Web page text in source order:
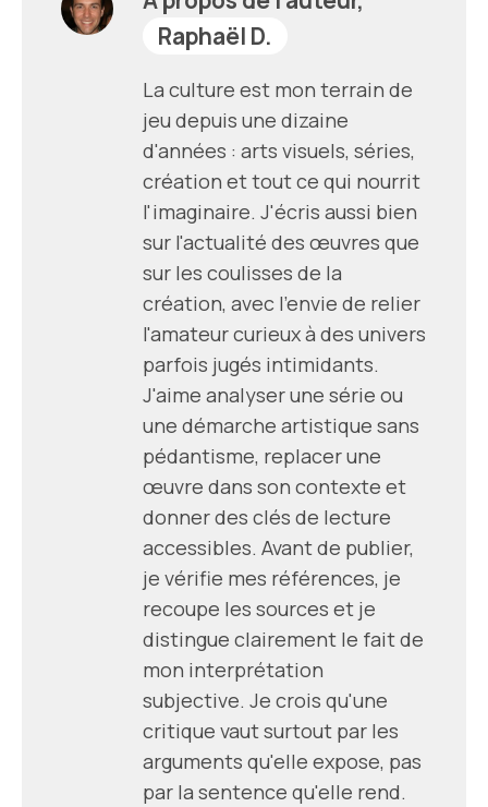
Raphaël D.
La culture est mon terrain de
jeu depuis une dizaine
d'années : arts visuels, séries,
création et tout ce qui nourrit
l'imaginaire. J'écris aussi bien
sur l'actualité des œuvres que
sur les coulisses de la
création, avec l'envie de relier
l'amateur curieux à des univers
parfois jugés intimidants.
J'aime analyser une série ou
une démarche artistique sans
pédantisme, replacer une
œuvre dans son contexte et
donner des clés de lecture
accessibles. Avant de publier,
je vérifie mes références, je
recoupe les sources et je
distingue clairement le fait de
mon interprétation
subjective. Je crois qu'une
critique vaut surtout par les
arguments qu'elle expose, pas
par la sentence qu'elle rend.